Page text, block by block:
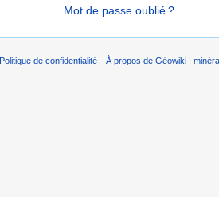
Mot de passe oublié ?
Politique de confidentialité À propos de Géowiki :